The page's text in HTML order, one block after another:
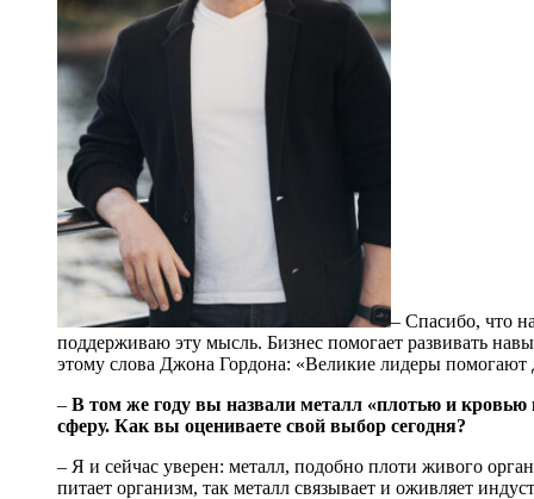
– Спасибо, что
поддерживаю эту мысль. Бизнес помогает развивать
этому слова Джона Гордона: «Великие лидеры помогают
– В том же году вы назвали металл «плотью и
сферу. Как вы оцениваете свой выбор сегодня?
– Я и сейчас уверен: металл, подобно плоти живого
питает организм, так металл связывает и оживляет